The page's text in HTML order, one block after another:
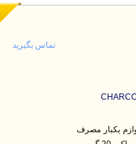
یکبار مصرف
20 گرمی،
تماس بگیرید